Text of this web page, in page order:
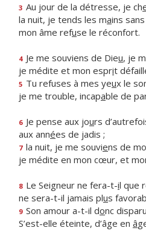
3 Au jour de la détresse, je ch
la nuit, je tends les mains
mon âme refuse le réconfort.
4 Je me souviens de Dieu, je
je médite et mon esprit
5 Tu refuses à mes yeux le
je me trouble, incapable de
6 Je pense aux jours
aux années de jadis ;
7 la nuit, je me souviens de
je médite en mon cœur, et
8 Le Seigneur ne fera-t-il que
ne sera-t-il jamais plus
9 Son amour a-t-il donc
S’est-elle éteinte, d’âge en â